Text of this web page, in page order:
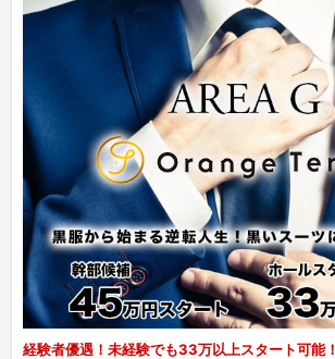
経験者優遇！未経験でも33万以上スタート可能